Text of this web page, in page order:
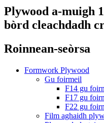
Plywood a-muigh
bòrd cleachdadh
Roinnean-seòrsa
Formwork Plywood
Gu foirmeil
F14 gu
F17 gu
F22 gu
Film aghaidh